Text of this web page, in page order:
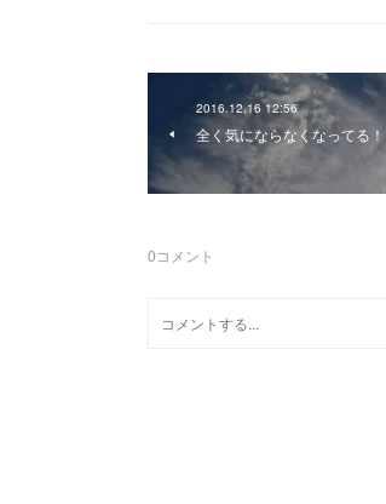
2016.12.16 12:56
全く気にならなくなってる！
0コメント